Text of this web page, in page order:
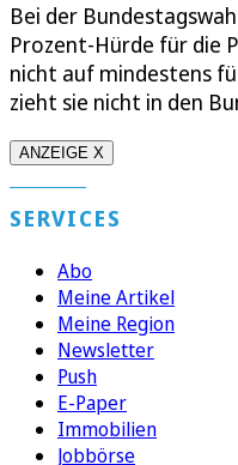
Bei der
Prozent-Hürde für die
nicht auf mindestens
zieht sie nicht in den
ANZEIGE X
SERVICES
Abo
Meine Artikel
Meine Region
Newsletter
Push
E-Paper
Immobilien
Jobbörse